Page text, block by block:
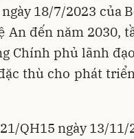
18/7/2023 của
đến năm 2030,
Chính phủ lãnh
thù cho phát
QH15 ngày 13/